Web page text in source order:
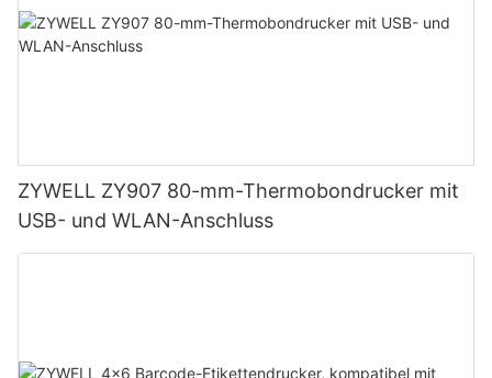
ZYWELL ZY907 80-mm-Thermobondrucker mit
USB- und WLAN-Anschluss